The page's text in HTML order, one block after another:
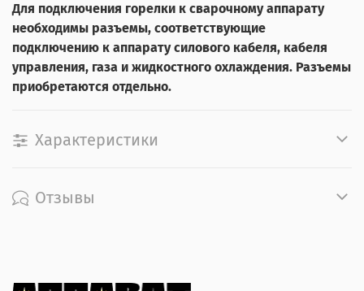
Для подключения горелки к сварочному аппарату
необходимы разъемы, соответствующие
подключению к аппарату силового кабеля, кабеля
управления, газа и жидкостного охлаждения. Разъемы
приобретаются отдельно.
Характеристики
Отзывы